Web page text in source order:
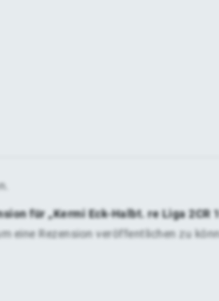
für „Kermi Eck-Halbt. re Liga 2CR
eine Rezension veröffentlichen zu